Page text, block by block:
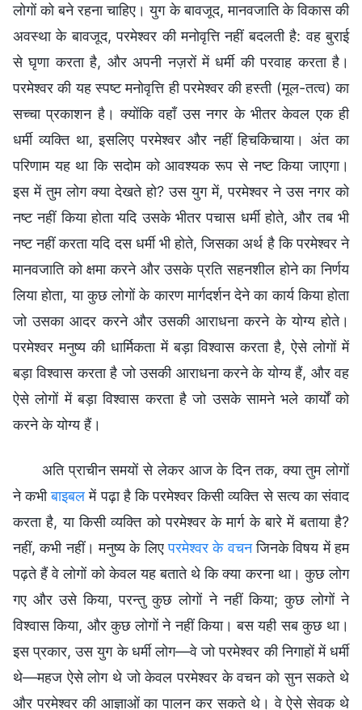
लोगों को बने रहना चाहिए। युग के बावजूद, मानवजाति के विकास की
अवस्था के बावजूद, परमेश्वर की मनोवृत्ति नहीं बदलती है: वह बुराई
से घृणा करता है, और अपनी नज़रों में धर्मी की परवाह करता है।
परमेश्वर की यह स्पष्ट मनोवृत्ति ही परमेश्वर की हस्ती (मूल-तत्व) का
सच्चा प्रकाशन है। क्योंकि वहाँ उस नगर के भीतर केवल एक ही
धर्मी व्यक्ति था, इसलिए परमेश्वर और नहीं हिचकिचाया। अंत का
परिणाम यह था कि सदोम को आवश्यक रूप से नष्ट किया जाएगा।
इस में तुम लोग क्या देखते हो? उस युग में, परमेश्वर ने उस नगर को
नष्ट नहीं किया होता यदि उसके भीतर पचास धर्मी होते, और तब भी
नष्ट नहीं करता यदि दस धर्मी भी होते, जिसका अर्थ है कि परमेश्वर ने
मानवजाति को क्षमा करने और उसके प्रति सहनशील होने का निर्णय
लिया होता, या कुछ लोगों के कारण मार्गदर्शन देने का कार्य किया होता
जो उसका आदर करने और उसकी आराधना करने के योग्य होते।
परमेश्वर मनुष्य की धार्मिकता में बड़ा विश्वास करता है, ऐसे लोगों में
बड़ा विश्वास करता है जो उसकी आराधना करने के योग्य हैं, और वह
ऐसे लोगों में बड़ा विश्वास करता है जो उसके सामने भले कार्यों को
करने के योग्य हैं।
अति प्राचीन समयों से लेकर आज के दिन तक, क्या तुम लोगों
ने कभीबाइबलमें पढ़ा है कि परमेश्वर किसी व्यक्ति से सत्य का संवाद
करता है, या किसी व्यक्ति को परमेश्वर के मार्ग के बारे में बताया है?
नहीं, कभी नहीं। मनुष्य के लिएपरमेश्वर के वचनजिनके विषय में हम
पढ़ते हैं वे लोगों को केवल यह बताते थे कि क्या करना था। कुछ लोग
गए और उसे किया, परन्तु कुछ लोगों ने नहीं किया; कुछ लोगों ने
विश्वास किया, और कुछ लोगों ने नहीं किया। बस यही सब कुछ था।
इस प्रकार, उस युग के धर्मी लोग—वे जो परमेश्वर की निगाहों में धर्मी
थे—महज ऐसे लोग थे जो केवल परमेश्वर के वचन को सुन सकते थे
और परमेश्वर की आज्ञाओं का पालन कर सकते थे। वे ऐसे सेवक थे